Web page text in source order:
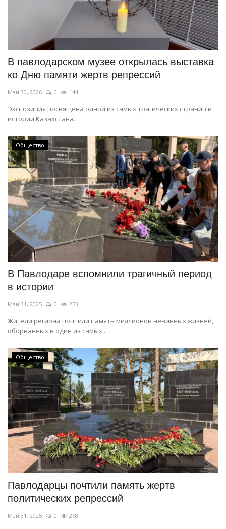
В павлодарском музее открылась выставка
ко Дню памяти жертв репрессий
Май 30, 2026 0 144
Экспозиция посвящена одной из самых трагических страниц в
истории Казахстана.
Общество
В Павлодаре вспомнили трагичный период
в истории
Май 31, 2025 0 253
Жители региона почтили память миллионов невинных жизней,
оборванных в один из самых...
Общество
Павлодарцы почтили память жертв
политических репрессий
Май 31, 2025 0 258